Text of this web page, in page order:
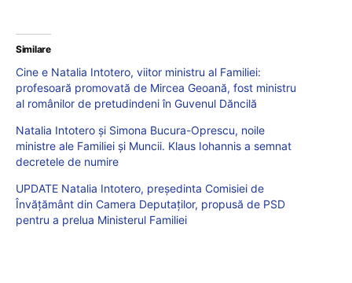
Similare
Cine e Natalia Intotero, viitor ministru al Familiei:
profesoară promovată de Mircea Geoană, fost ministru
al românilor de pretudindeni în Guvenul Dăncilă
Natalia Intotero și Simona Bucura-Oprescu, noile
ministre ale Familiei și Muncii. Klaus Iohannis a semnat
decretele de numire
UPDATE Natalia Intotero, președinta Comisiei de
Învățământ din Camera Deputaților, propusă de PSD
pentru a prelua Ministerul Familiei